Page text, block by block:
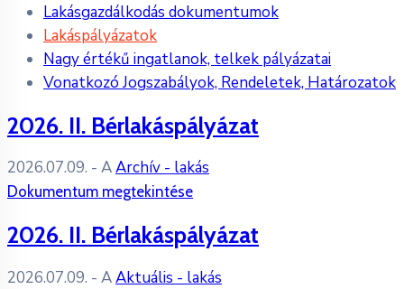
Lakásgazdálkodás dokumentumok
Lakáspályázatok
Nagy értékű ingatlanok, telkek pályázatai
Vonatkozó Jogszabályok, Rendeletek, Határozatok
2026. II. Bérlakáspályázat
2026.07.09. - AArchív - lakás
Dokumentum megtekintése
2026. II. Bérlakáspályázat
2026.07.09. - AAktuális - lakás